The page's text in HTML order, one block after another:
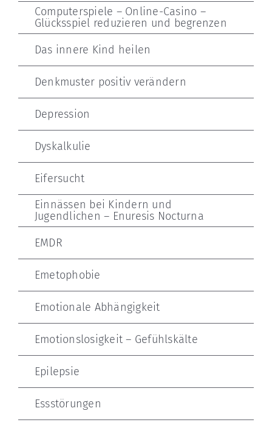
Computerspiele – Online-Casino –
Glücksspiel reduzieren und begrenzen
Das innere Kind heilen
Denkmuster positiv verändern
Depression
Dyskalkulie
Eifersucht
Einnässen bei Kindern und
Jugendlichen – Enuresis Nocturna
EMDR
Emetophobie
Emotionale Abhängigkeit
Emotionslosigkeit – Gefühlskälte
Epilepsie
Essstörungen